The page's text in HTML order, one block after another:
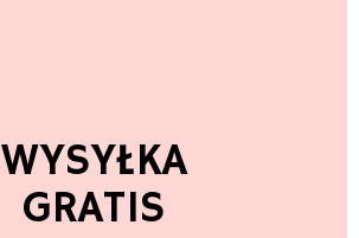
WYSYŁKA
GRATIS